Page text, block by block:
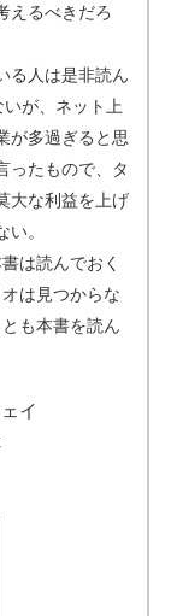
えるべきだろ
る人は是非読ん
が、ネット上
が多過ぎると思
ったもので、タ
大な利益を上げ
。
は読んでおく
は見つからな
も本書を読ん
イ